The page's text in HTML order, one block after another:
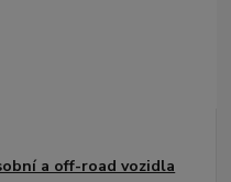
a off-road vozidla